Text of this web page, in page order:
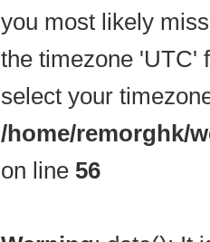
you most likely
the timezone 'UTC'
select your
/home/remorghk/
on line 56